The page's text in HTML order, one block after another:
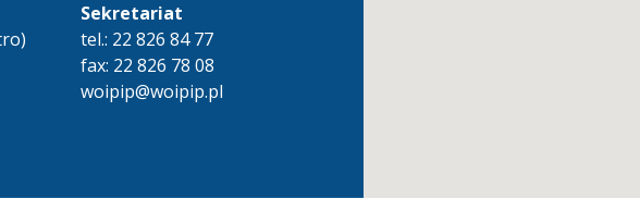
Sekretariat
tel.: 22 826 84 77
fax: 22 826 78 08
woipip@woipip.pl